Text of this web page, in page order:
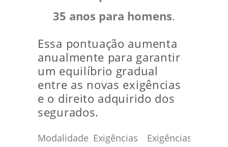
35 anos para homens.
Essa pontuação aumenta
anualmente para garantir
um equilíbrio gradual
entre as novas exigências
e o direito adquirido dos
segurados.
Modalidade Exigências
Exigências